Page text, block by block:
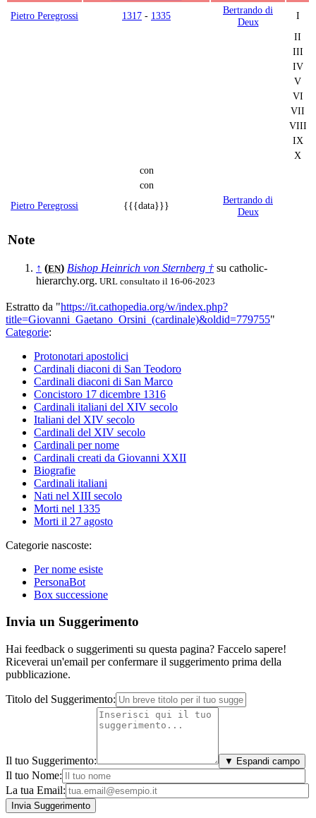
Pietro Peregrossi 1317 - 1335
Bertrando di
Deux
I
II
III
IV
V
VI
VII
VIII
IX
X
con
con
Pietro Peregrossi
{{{data}}}
Bertrando di
Deux
Note
↑ (EN) Bishop Heinrich von Sternberg † su catholic-
hierarchy.org. URL consultato il 16-06-2023
Estratto da "https://it.cathopedia.org/w/index.php?
title=Giovanni_Gaetano_Orsini_(cardinale)&oldid=779755"
Categorie:
Protonotari apostolici
Cardinali diaconi di San Teodoro
Cardinali diaconi di San Marco
Concistoro 17 dicembre 1316
Cardinali italiani del XIV secolo
Italiani del XIV secolo
Cardinali del XIV secolo
Cardinali per nome
Cardinali creati da Giovanni XXII
Biografie
Cardinali italiani
Nati nel XIII secolo
Morti nel 1335
Morti il 27 agosto
Categorie nascoste:
Per nome esiste
PersonaBot
Box successione
Invia un Suggerimento
Hai feedback o suggerimenti su questa pagina? Faccelo sapere!
Riceverai un'email per confermare il suggerimento prima della
pubblicazione.
Titolo del Suggerimento:
Il tuo Suggerimento: ▼ Espandi campo
Il tuo Nome:
La tua Email: